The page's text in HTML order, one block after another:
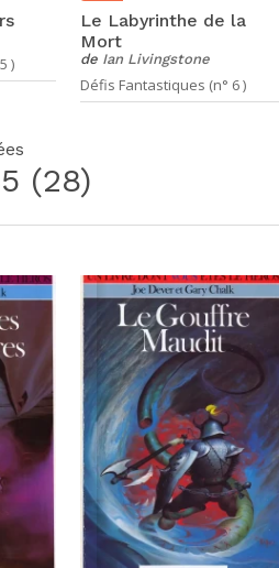
)
Le Labyrinthe de la
Mort
de Ian Livingstone
Défis Fantastiques (n° 6 )
(28)